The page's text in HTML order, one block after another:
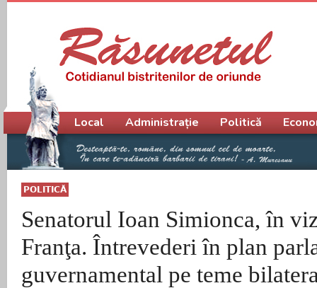
POLITICĂ
Senatorul Ioan Simionca, în
Franţa. Întrevederi în plan
guvernamental pe teme
Meniu principal
Local Administrație Politică